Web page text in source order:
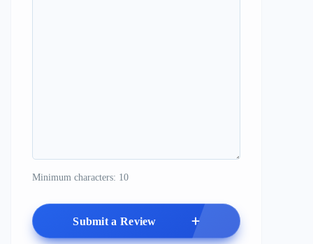
Minimum characters: 10
Submit a Review